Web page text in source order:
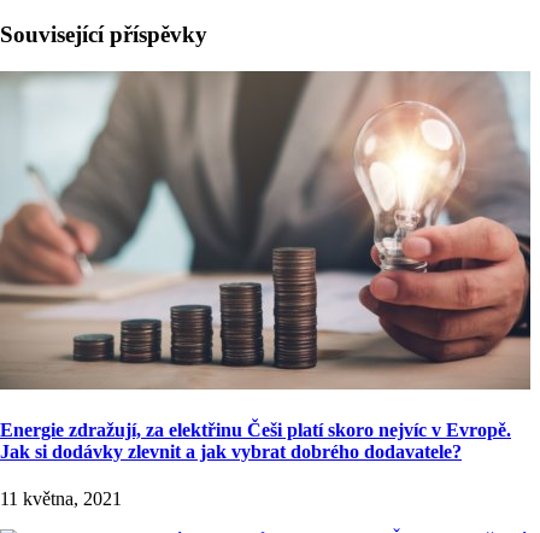
Související příspěvky
Energie zdražují, za elektřinu Češi platí skoro nejvíc v Evropě.
Jak si dodávky zlevnit a jak vybrat dobrého dodavatele?
11 května, 2021